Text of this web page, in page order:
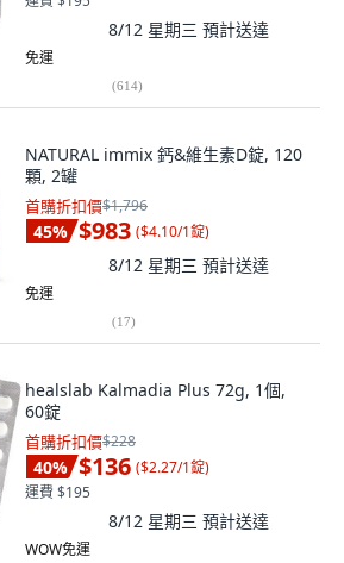
8/12 星期三 預計送達
免運
(614)
NATURAL immix 鈣&維生素D錠, 120
顆, 2罐
首購折扣價$1,796
45% $983 ($4.10/1錠)
8/12 星期三 預計送達
免運
(17)
healslab Kalmadia Plus 72g, 1個,
60錠
首購折扣價$228
40% $136 ($2.27/1錠)
運費 $195
8/12 星期三 預計送達
WOW免運